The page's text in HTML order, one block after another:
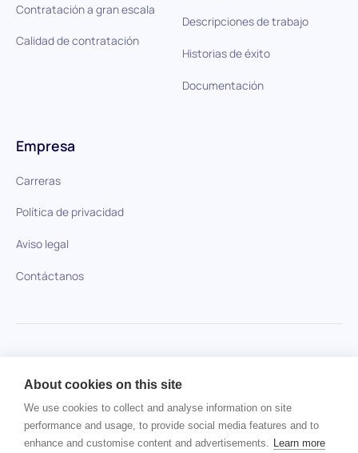
Contratación a gran escala
Calidad de contratación
Descripciones de trabajo
Historias de éxito
Documentación
Empresa
Carreras
Política de privacidad
Aviso legal
Contáctanos
No se ha encontrado ningún artículo.
About cookies on this site
We use cookies to collect and analyse information on site
performance and usage, to provide social media features and to
enhance and customise content and advertisements. Learn more